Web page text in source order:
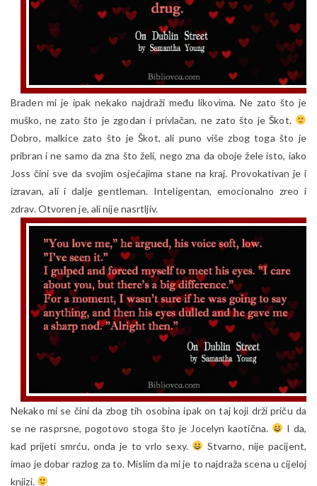
Braden mi je ipak nekako najdraži među likovima. Ne zato što je
muško, ne zato što je zgodan i privlačan, ne zato što je Škot.
Dobro, malkice zato što je Škot, ali puno više zbog toga što je
pribran i ne samo da zna što želi, nego zna da oboje žele isto, iako
Joss čini sve da svojim osjećajima stane na kraj. Provokativan je i
izravan, ali i dalje gentleman. Inteligentan, emocionalno zreo i
zdrav. Otvoren je, ali nije nasrtljiv.
Nekako mi se čini da zbog tih osobina ipak on taj koji drži priču da
se ne rasprsne, pogotovo stoga što je Jocelyn kaotična.
I da,
kad prijeti smrću, onda je to vrlo sexy.
Stvarno, nije pacijent,
imao je dobar razlog za to. Mislim da mi je to najdraža scena u cijeloj
knjizi.